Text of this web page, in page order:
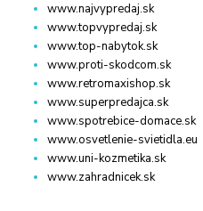
www.najvypredaj.sk
www.topvypredaj.sk
www.top-nabytok.sk
www.proti-skodcom.sk
www.retromaxishop.sk
www.superpredajca.sk
www.spotrebice-domace.sk
www.osvetlenie-svietidla.eu
www.uni-kozmetika.sk
www.zahradnicek.sk